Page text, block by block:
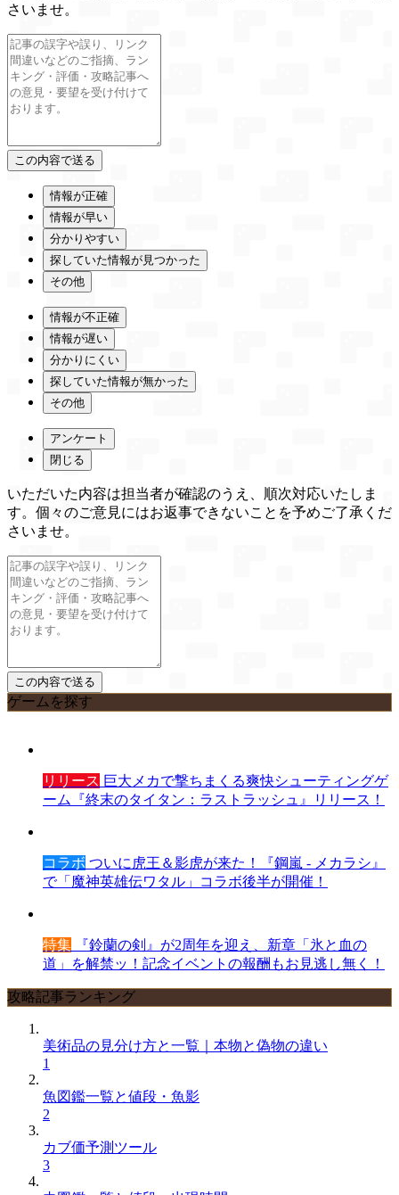
さいませ。
情報が正確
情報が早い
分かりやすい
探していた情報が見つかった
その他
情報が不正確
情報が遅い
分かりにくい
探していた情報が無かった
その他
アンケート
閉じる
いただいた内容は担当者が確認のうえ、順次対応いたしま
す。個々のご意見にはお返事できないことを予めご了承くだ
さいませ。
ゲームを探す
リリース 巨大メカで撃ちまくる爽快シューティングゲ
ーム『終末のタイタン：ラストラッシュ』リリース！
コラボ ついに虎王＆影虎が来た！『鋼嵐 - メカラシ』
で「魔神英雄伝ワタル」コラボ後半が開催！
特集 『鈴蘭の剣』が2周年を迎え、新章「氷と血の
道」を解禁ッ！記念イベントの報酬もお見逃し無く！
攻略記事ランキング
美術品の見分け方と一覧｜本物と偽物の違い
1
魚図鑑一覧と値段・魚影
2
カブ価予測ツール
3